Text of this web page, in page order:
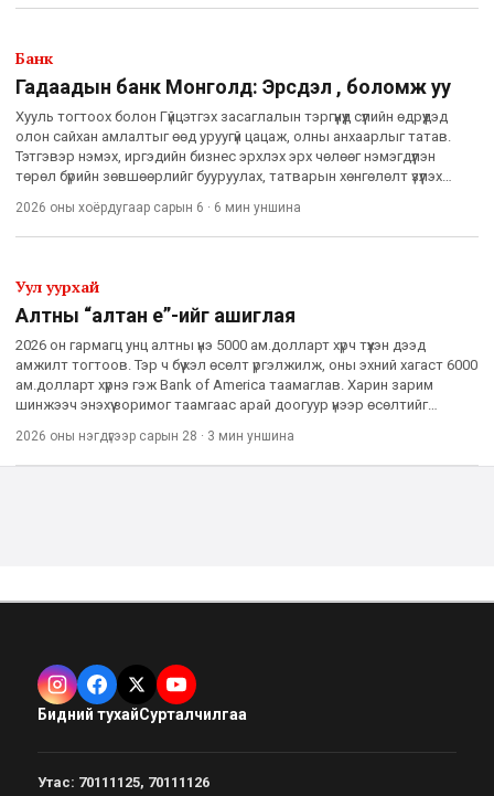
Банк
Гадаадын банк Монголд: Эрсдэл үү, боломж уу
Хууль тогтоох болон Гүйцэтгэх засаглалын тэргүүнүүд сүүлийн өдрүүдэд
олон сайхан амлалтыг өөд уруугүй цацаж, олны анхаарлыг татав.
Тэтгэвэр нэмэх, иргэдийн бизнес эрхлэх эрх чөлөөг нэмэгдүүлэн
төрөл бүрийн зөвшөөрлийг бууруулах, татварын хөнгөлөлт үзүүлэх
2026 оны хоёрдугаар сарын 6 · 6 мин уншина
Уул уурхай
Алтны “алтан үе”-ийг ашиглая
2026 он гармагц унц алтны үнэ 5000 ам.долларт хүрч түүхэн дээд
амжилт тогтоов. Тэр ч бүү хэл өсөлт үргэлжилж, оны эхний хагаст 6000
ам.долларт хүрнэ гэж Bank of America таамаглав. Харин зарим
шинжээч энэхүү зоримог таамгаас арай доогуур үнээр өсөлтийг
2026 оны нэгдүгээр сарын 28 · 3 мин уншина
Бидний тухайСурталчилгаа
Утас: 70111125, 70111126